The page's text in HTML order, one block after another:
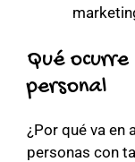
Qué ocurre
personal
¿Por qué va en
personas con